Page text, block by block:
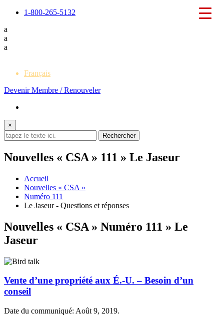
1-800-265-5132
a
a
a
Français
Devenir Membre / Renouveler
×
Nouvelles « CSA » 111 » Le Jaseur
Accueil
Nouvelles « CSA »
Numéro 111
Le Jaseur - Questions et réponses
Nouvelles « CSA » Numéro 111 » Le
Jaseur
Vente d’une propriété aux É.-U. – Besoin d’un
conseil
Date du communiqué: Août 9, 2019.